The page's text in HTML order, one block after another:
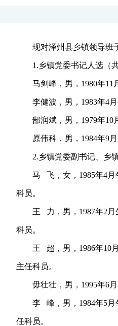
现对泽州县乡镇领导班
1.乡镇党委书记人选（
马剑峰，男，1980年
李健波，男，1983年4
郜润斌，男，1979年
原伟科，男，1984年9
2.乡镇党委副书记、乡
马 飞，女，1985年4月
科员。
王 力，男，1987年2月
科员。
王 超，男，1986年10
主任科员。
毋壮壮，男，1995年6
李 峰，男，1984年5月
任科员。